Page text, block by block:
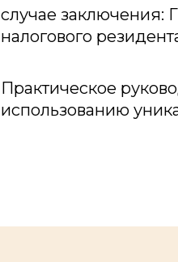
случае заключения:
налогового
Практическое
использованию